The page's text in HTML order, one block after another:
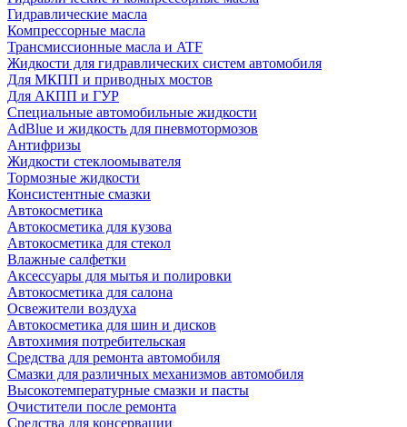
Гидравлические масла
Компрессорные масла
Трансмиссионные масла и ATF
Жидкости для гидравлических систем автомобиля
Для МКПП и приводных мостов
Для АКПП и ГУР
Специальные автомобильные жидкости
AdBlue и жидкость для пневмотормозов
Антифризы
Жидкости стеклоомывателя
Тормозные жидкости
Консистентные смазки
Автокосметика
Автокосметика для кузова
Автокосметика для стекол
Влажные салфетки
Аксессуары для мытья и полировки
Автокосметика для салона
Освежители воздуха
Автокосметика для шин и дисков
Автохимия потребительская
Средства для ремонта автомобиля
Смазки для различных механизмов автомобиля
Высокотемпературные смазки и пасты
Очистители после ремонта
Средства для консервации